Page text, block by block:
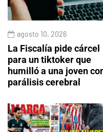
agosto 10, 2026
La Fiscalía pide cárcel
para un tiktoker que
humilló a una joven
parálisis cerebral